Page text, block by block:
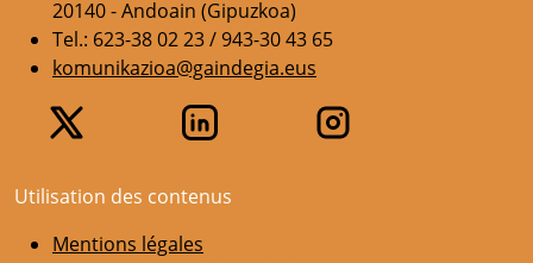
20140 - Andoain (Gipuzkoa)
Tel.: 623-38 02 23 / 943-30 43 65
komunikazioa@gaindegia.eus
Utilisation des contenus
Mentions légales